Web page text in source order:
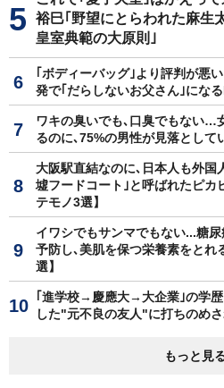
裕巳｢野望にとらわれた麻生
皇室典範の大原則｣
｢ボディーバッグ｣より評判が悪
発で｢だらしないお父さん｣にな
ワキの臭いでも､口臭でもない…
るのに､75%の男性が見落とし
大阪駅直結なのに､日本人も外
墟フードコート｣と呼ばれたピカ
テモノ3選】
イワシでもサンマでもない...糖
予防し､美肌を保つ栄養素をとれ
選】
｢進学校→慶應大→大企業｣の学
した"元不良の友人"に打ちのめ
もっと見